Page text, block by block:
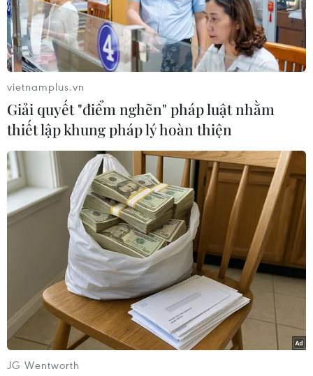
Em nhỏ trải nghiệm làm đèn lồng. (Ảnh: Tuấn Đức/TTXVN)
vietnamplus.vn
Giải quyết "điểm nghẽn" pháp luật nhằm
thiết lập khung pháp lý hoàn thiện
JG Wentworth